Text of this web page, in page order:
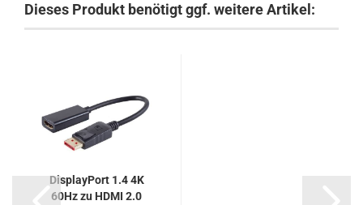
Dieses Produkt benötigt ggf. weitere Artikel:
DisplayPort 1.4 4K
60Hz zu HDMI 2.0